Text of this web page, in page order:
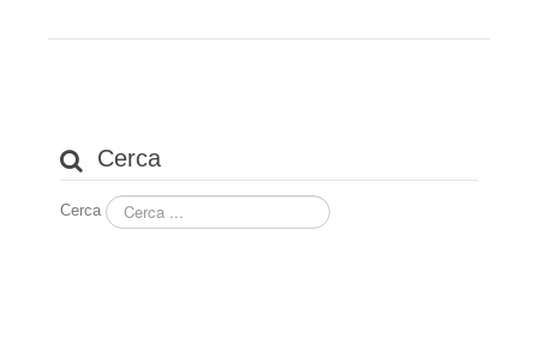
Assistenza alle nella scelta dell'organo decidente
Modulistica
Procedure e costi
Cerca
Cerca